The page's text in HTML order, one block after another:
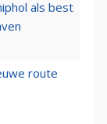
als best
route